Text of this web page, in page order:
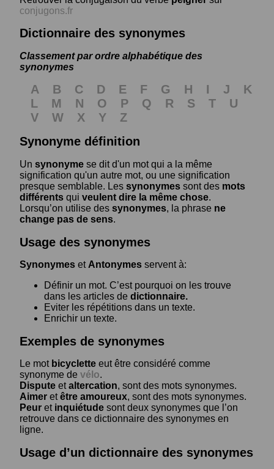
conjugons.fr
Dictionnaire des synonymes
Classement par ordre alphabétique des
synonymes
A B C D E F G H I J
K
L
M N O P Q R S T
U
V
W X Y
Z
Synonyme définition
Un synonyme se dit d'un mot qui a la même
signification qu'un autre mot, ou une signification
presque semblable. Les synonymes sont des mots
différents qui veulent dire la même chose.
Lorsqu’on utilise des synonymes, la phrase ne
change pas de sens.
Usage des synonymes
Synonymes et Antonymes servent à:
Définir un mot. C’est pourquoi on les trouve
dans les articles de dictionnaire.
Eviter les répétitions dans un texte.
Enrichir un texte.
Exemples de synonymes
Le mot bicyclette eut être considéré comme
synonyme de vélo.
Dispute etaltercation, sont des mots synonymes.
Aimer etêtre amoureux, sont des mots synonymes.
Peur et inquiétude sont deux synonymes que l’on
retrouve dans ce dictionnaire des synonymes en
ligne.
Usage d’un dictionnaire des synonymes